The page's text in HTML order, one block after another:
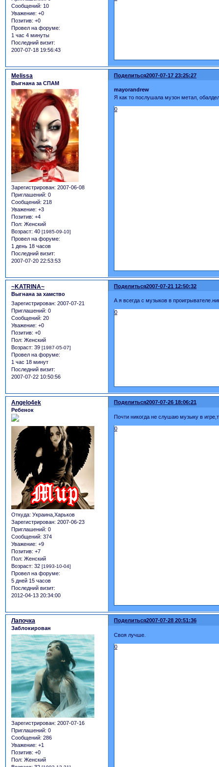
Сообщений: 10
Уважение: +0
Позитив: +0
Провел на форуме:
1 час 4 минуты
Последний визит:
2007-07-18 19:56:43
Поделиться2007-07-17 23:25:27
Melissa
Выгнана за СПАМ
Зарегистрирован: 2007-06-08
Приглашений: 0
Сообщений: 218
Уважение: +3
Позитив: +4
Пол: Женский
Возраст: 40 [1985-09-10]
Провел на форуме:
1 день 18 часов
Последний визит:
2007-07-20 22:53:53
mayorandrew
Я как то послушала музон метал,
0
Поделиться2007-07-21 12:50:32
~KATRINA~
Выгнана за хамство
Зарегистрирован: 2007-07-21
Приглашений: 0
Сообщений: 20
Уважение: +0
Позитив: +0
Пол: Женский
Возраст: 39 [1987-05-07]
Провел на форуме:
1 час 18 минут
Последний визит:
2007-07-22 10:50:56
А я всегда с музыков в
0
Поделиться2007-07-26 18:06:21
Angelo4ek
Ребенок
Откуда: Украина,Харьков
Зарегистрирован: 2007-06-23
Приглашений: 0
Сообщений: 374
Уважение: +9
Позитив: +7
Пол: Женский
Возраст: 32 [1993-10-04]
Провел на форуме:
5 дней 15 часов
Последний визит:
2012-04-13 20:34:00
Почти никогда не слушаю музыку в
0
Поделиться2007-07-28 20:51:36
Лапочка
Заблокирован
Зарегистрирован: 2007-07-16
Приглашений: 0
Сообщений: 286
Уважение: +1
Позитив: +0
Пол: Женский
Своя лучше.
0